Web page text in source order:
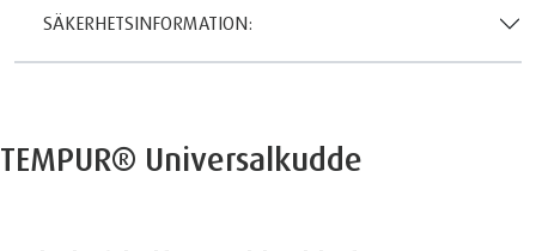
SÄKERHETSINFORMATION:
TEMPUR® Universalkudde